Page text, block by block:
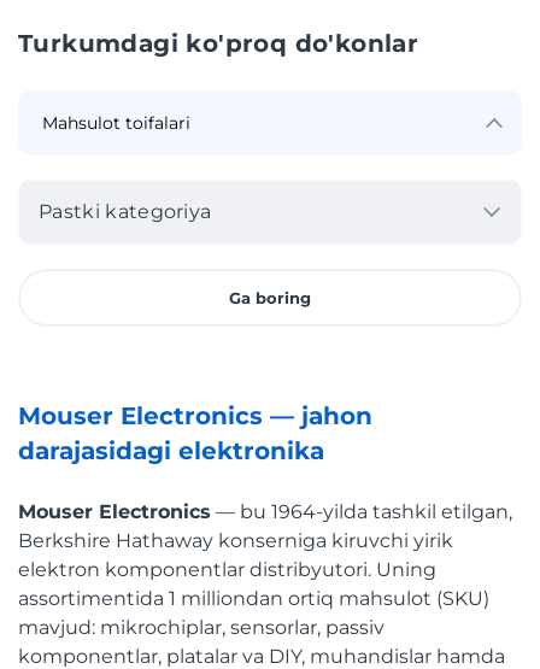
Turkumdagi ko'proq do'konlar
Pastki kategoriya
Ga boring
Mouser Electronics — jahon
darajasidagi elektronika
Mouser Electronics — bu 1964-yilda tashkil etilgan,
Berkshire Hathaway konserniga kiruvchi yirik
elektron komponentlar distribyutori. Uning
assortimentida 1 milliondan ortiq mahsulot (SKU)
mavjud: mikrochiplar, sensorlar, passiv
komponentlar, platalar va DIY, muhandislar hamda